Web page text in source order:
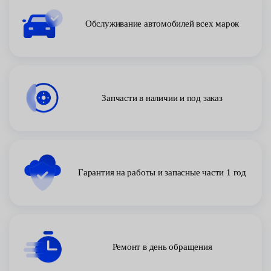
Обслуживание автомобилей всех марок
Запчасти в наличии и под заказ
Гарантия на работы и запасные части 1 год
Ремонт в день обращения